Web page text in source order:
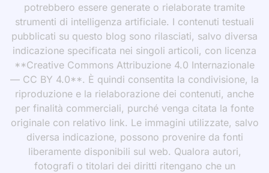
potrebbero essere generate o rielaborate tramite
strumenti di intelligenza artificiale. I contenuti testuali
pubblicati su questo blog sono rilasciati, salvo diversa
indicazione specificata nei singoli articoli, con licenza
**Creative Commons Attribuzione 4.0 Internazionale
— CC BY 4.0**. È quindi consentita la condivisione, la
riproduzione e la rielaborazione dei contenuti, anche
per finalità commerciali, purché venga citata la fonte
originale con relativo link. Le immagini utilizzate, salvo
diversa indicazione, possono provenire da fonti
liberamente disponibili sul web. Qualora autori,
fotografi o titolari dei diritti ritengano che un